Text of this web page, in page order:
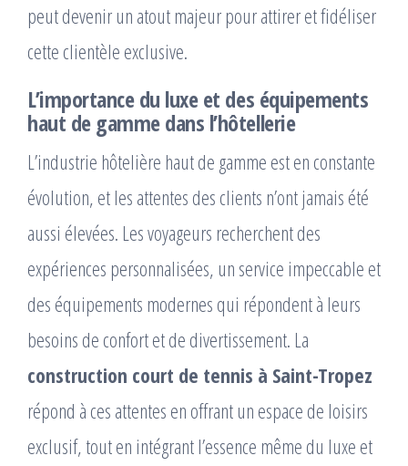
peut devenir un atout majeur pour attirer et fidéliser
cette clientèle exclusive.
L’importance du luxe et des équipements
haut de gamme dans l’hôtellerie
L’industrie hôtelière haut de gamme est en constante
évolution, et les attentes des clients n’ont jamais été
aussi élevées. Les voyageurs recherchent des
expériences personnalisées, un service impeccable et
des équipements modernes qui répondent à leurs
besoins de confort et de divertissement. La
construction court de tennis à Saint-Tropez
répond à ces attentes en offrant un espace de loisirs
exclusif, tout en intégrant l’essence même du luxe et